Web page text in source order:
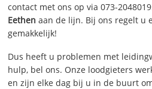
contact met ons op via 073-
Eethen aan de lijn. Bij ons regelt u
gemakkelijk!
Dus heeft u problemen met
hulp, bel ons. Onze loodgieters
en zijn elke dag bij u in de buurt